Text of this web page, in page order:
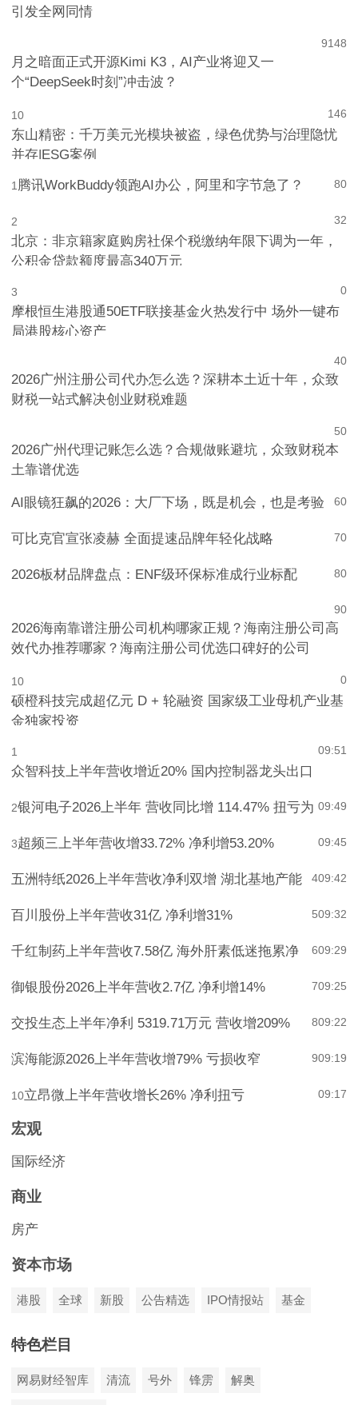
引发全网同情
148
9
月之暗面正式开源Kimi K3，AI产业将迎又一
个“DeepSeek时刻”冲击波？
146
10
东山精密：千万美元光模块被盗，绿色优势与治理隐忧
并存|ESG案例
80
1 腾讯WorkBuddy领跑AI办公，阿里和字节急了？
32
2
北京：非京籍家庭购房社保个税缴纳年限下调为一年，
公积金贷款额度最高340万元
0
3
摩根恒生港股通50ETF联接基金火热发行中 场外一键布
局港股核心资产
0
4
2026广州注册公司代办怎么选？深耕本土近十年，众致
财税一站式解决创业财税难题
0
5
2026广州代理记账怎么选？合规做账避坑，众致财税本
土靠谱优选
0
6
AI眼镜狂飙的2026：大厂下场，既是机会，也是考验
0
7
可比克官宣张凌赫 全面提速品牌年轻化战略
0
8
2026板材品牌盘点：ENF级环保标准成行业标配
0
9
2026海南靠谱注册公司机构哪家正规？海南注册公司高
效代办推荐哪家？海南注册公司优选口碑好的公司
0
10
硕橙科技完成超亿元 D + 轮融资 国家级工业母机产业基
金独家投资
09:51
1
众智科技上半年营收增近20% 国内控制器龙头出口
09:49
2银河电子2026上半年 营收同比增 114.47% 扭亏为
09:45
3超频三上半年营收增33.72% 净利增53.20%
09:42
4
五洲特纸2026上半年营收净利双增 湖北基地产能
09:32
5
百川股份上半年营收31亿 净利增31%
09:29
6
千红制药上半年营收7.58亿 海外肝素低迷拖累净
09:25
7
御银股份2026上半年营收2.7亿 净利增14%
09:22
8
交投生态上半年净利 5319.71万元 营收增209%
09:19
9
滨海能源2026上半年营收增79% 亏损收窄
09:17
10立昂微上半年营收增长26% 净利扭亏
宏观
国际经济
商业
房产
资本市场
港股 全球 新股 公告精选 IPO情报站 基金
特色栏目
网易财经智库 清流 号外 锋雳 解奥